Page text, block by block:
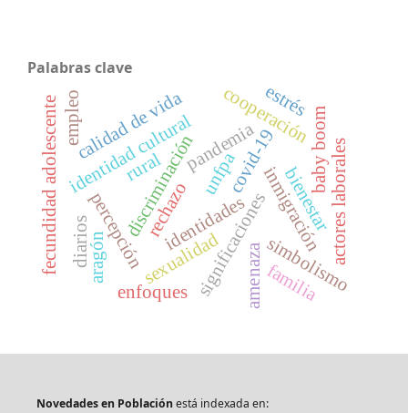
Palabras clave
rechazo
discriminaciónidentidades
pandemia
covid-19
percepción significaciones
amenaza
identidad cultural
inmigración
simbolismo
bienestaractores laborales
cooperación
fecundidad adolescente sexualidad
unfpa
aragón
baby boom
rural
diarios
estrés
calidad de vida
familia
empleo
enfoques
Novedades en Poblaciónestá indexada en: